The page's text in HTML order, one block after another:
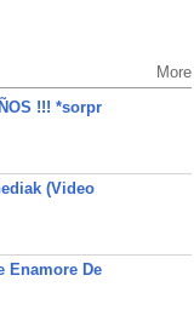
More
!!! *sorpr
(Video
Enamore De